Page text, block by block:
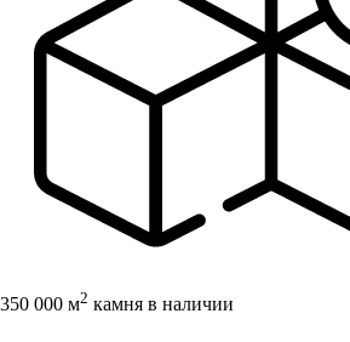
350 000 м2 камня в наличии